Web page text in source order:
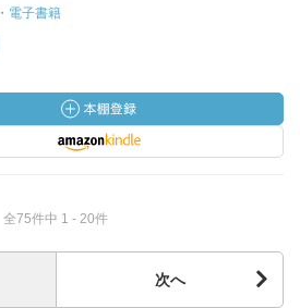
電子書籍
全75件中 1 - 20件
次へ